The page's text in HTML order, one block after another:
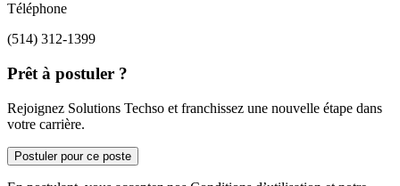
Téléphone
(514) 312-1399
Prêt à postuler ?
Rejoignez Solutions Techso et franchissez une nouvelle étape dans
votre carrière.
Postuler pour ce poste